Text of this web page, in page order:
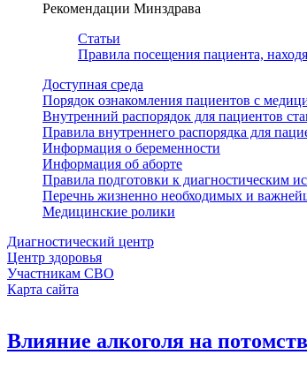
Рекомендации Минздрава
Статьи
Правила посещения пациента,
Доступная среда
Порядок ознакомления пациентов с
Внутренний распорядок для пациентов
Правила внутреннего распорядка для
Информация о беременности
Информация об аборте
Правила подготовки к диагностическим
Перечнь жизненно необходимых и
Медицинские ролики
Диагностический центр
Центр здоровья
Участникам СВО
Карта сайта
Влияние алкоголя на